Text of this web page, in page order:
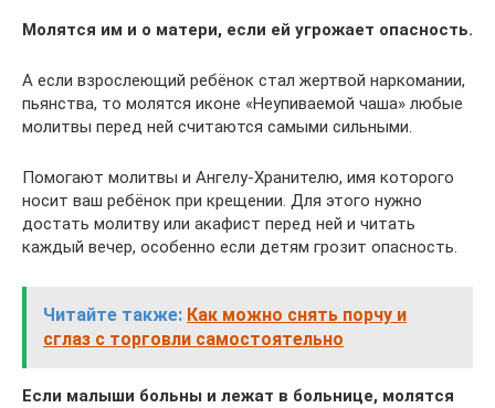
Молятся им и о матери, если ей угрожает опасность.
А если взрослеющий ребёнок стал жертвой наркомании,
пьянства, то молятся иконе «Неупиваемой чаша» любые
молитвы перед ней считаются самыми сильными.
Помогают молитвы и Ангелу-Хранителю, имя которого
носит ваш ребёнок при крещении. Для этого нужно
достать молитву или акафист перед ней и читать
каждый вечер, особенно если детям грозит опасность.
Читайте также: Как можно снять порчу и
сглаз с торговли самостоятельно
Если малыши больны и лежат в больнице, молятся